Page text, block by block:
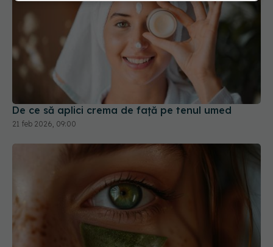
De ce să aplici crema de față pe tenul umed
21 feb 2026, 09:00